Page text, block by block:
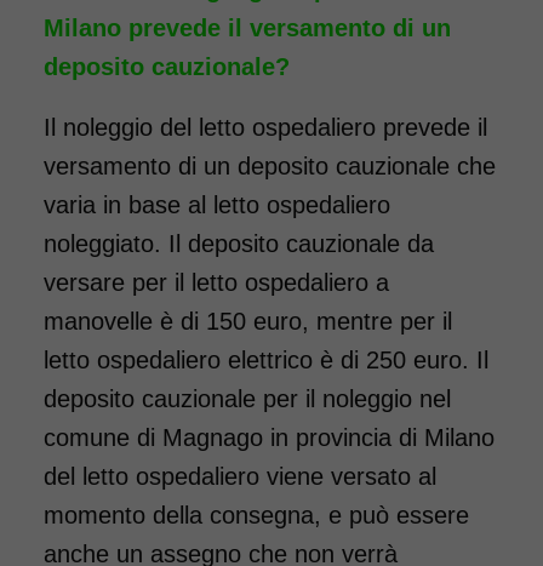
Milano prevede il versamento di un
deposito cauzionale?
Il noleggio del letto ospedaliero prevede il
versamento di un deposito cauzionale che
varia in base al letto ospedaliero
noleggiato. Il deposito cauzionale da
versare per il letto ospedaliero a
manovelle è di 150 euro, mentre per il
letto ospedaliero elettrico è di 250 euro. Il
deposito cauzionale per il noleggio nel
comune di Magnago in provincia di Milano
del letto ospedaliero viene versato al
momento della consegna, e può essere
anche un assegno che non verrà